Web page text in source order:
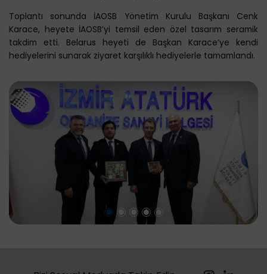
Toplantı sonunda İAOSB Yönetim Kurulu Başkanı Cenk
Karace, heyete İAOSB’yi temsil eden özel tasarım seramik
takdim etti. Belarus heyeti de Başkan Karace’ye kendi
hediyelerini sunarak ziyaret karşılıklı hediyelerle tamamlandı.